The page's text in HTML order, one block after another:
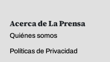
Acerca de La Prensa
Quiénes somos
Políticas de Privacidad